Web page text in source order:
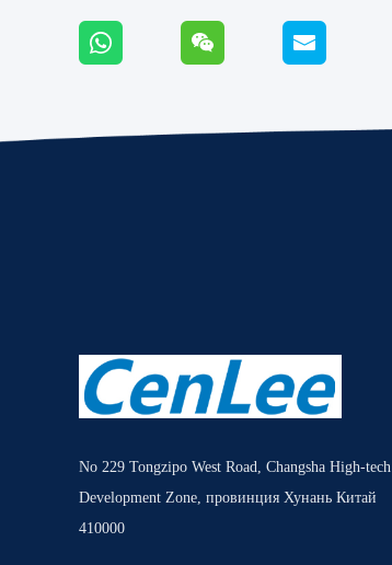
No 229 Tongzipo West Road, Changsha High-tech
Development Zone, провинция Хунань Китай
410000